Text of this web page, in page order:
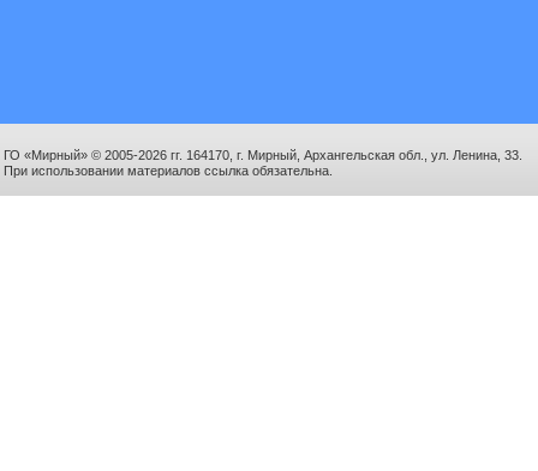
ГО «Мирный» © 2005-2026 гг. 164170, г. Мирный, Архангельская обл., ул. Ленина, 33.
При использовании материалов ссылка обязательна.